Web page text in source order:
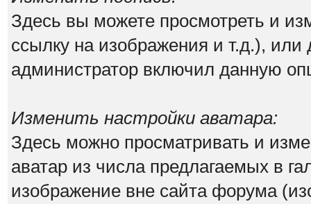
Здесь вы можете просмотреть и
ссылку на изображения и т.д.),
администратор включил данную
Изменить настройки аватара:
Здесь можно просматривать и
аватар из числа предлагаемых в
изображение вне сайта форума